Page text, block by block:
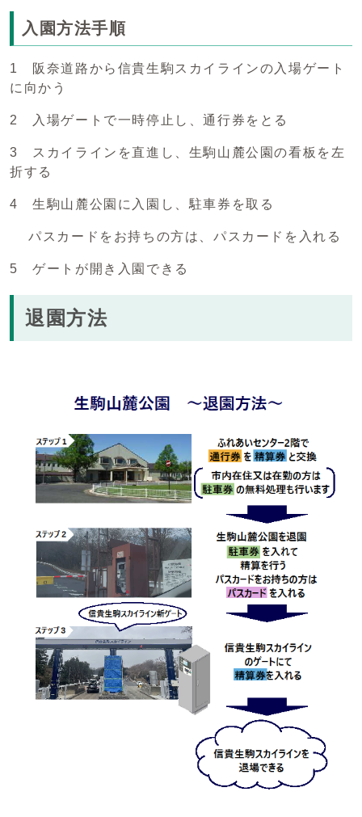
入園方法手順
1 阪奈道路から信貴生駒スカイラインの入場ゲート
に向かう
2 入場ゲートで一時停止し、通行券をとる
3 スカイラインを直進し、生駒山麓公園の看板を左
折する
4 生駒山麓公園に入園し、駐車券を取る
パスカードをお持ちの方は、パスカードを入れる
5 ゲートが開き入園できる
退園方法